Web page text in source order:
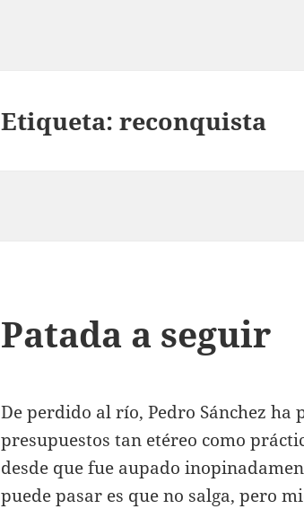
Etiqueta:reconquista
Patada a seguir
De perdido al río, Pedro Sánchez ha
presupuestos tan etéreo como
desde que fue aupado
puede pasar es que no salga, pero